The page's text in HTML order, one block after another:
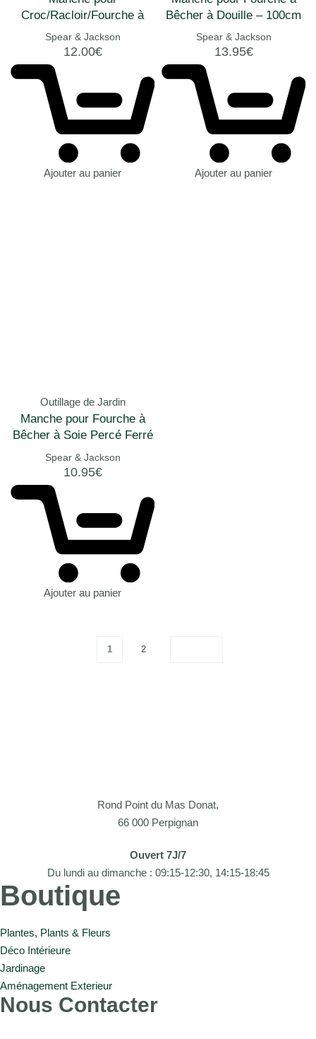
Croc/Racloir/Fourche à
Douille – 130cm
Spear & Jackson
12.00€
Ajouter au panier
Bêcher à Douille – 100cm
Spear & Jackson
13.95€
Ajouter au panier
Outillage de Jardin
Manche pour Fourche à
Bêcher à Soie Percé Ferré
– 100cm
Spear & Jackson
10.95€
Ajouter au panier
1 2
Rond Point du Mas Donat,
66 000 Perpignan
Ouvert 7J/7
Du lundi au dimanche : 09:15-12:30, 14:15-18:45
Boutique
Plantes, Plants & Fleurs
Déco Intérieure
Jardinage
Aménagement Exterieur
Nous Contacter